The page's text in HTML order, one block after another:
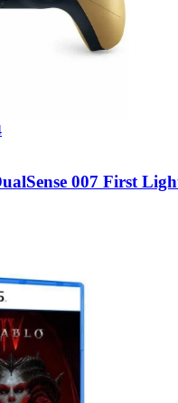
007 First